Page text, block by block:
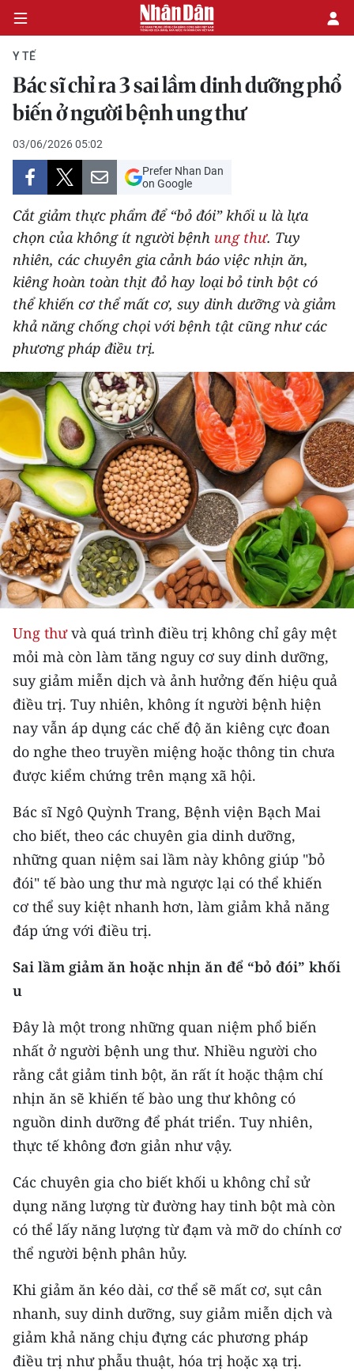
CHÍNH TRỊ
KINH TẾ
VĂN HÓA
XÃ HỘI
PHÁP LUẬT
DU LỊCH
THẾ GIỚI
THỂ THAO
GIÁO DỤC
Y TẾ
KHOA HỌC - CÔNG NGHỆ
MÔI TRƯỜNG
BẠN ĐỌC
KIỂM CHỨNG THÔNG TIN
TRI THỨC CHUYÊN SÂU
54 DÂN TỘC VIỆT NAM
CHƯƠNG TRÌNH OCOP - MỖI XÃ
MỘT SẢN PHẨM
RADIO
MEDIA CENTER
E-Magazine
Video
Media Chính trị
Media Kinh tế
Media Xã hội
Media Pháp luật
Media Du lịch
Media Thế giới
Media Thể thao
Media Giáo dục
Media Y tế
Media Khoa học - Công nghệ
Media Môi trường
Ảnh
Y TẾ
Bác sĩ chỉ ra 3 sai lầm dinh dưỡng phổ
biến ở người bệnh ung thư
03/06/2026 05:02
Prefer Nhan Dan
on Google
Cắt giảm thực phẩm để “bỏ đói” khối u là lựa
chọn của không ít người bệnh ung thư. Tuy
nhiên, các chuyên gia cảnh báo việc nhịn ăn,
kiêng hoàn toàn thịt đỏ hay loại bỏ tinh bột có
thể khiến cơ thể mất cơ, suy dinh dưỡng và giảm
khả năng chống chọi với bệnh tật cũng như các
phương pháp điều trị.
Ung thưvà quá trình điều trị không chỉ gây mệt
mỏi mà còn làm tăng nguy cơ suy dinh dưỡng,
suy giảm miễn dịch và ảnh hưởng đến hiệu quả
điều trị. Tuy nhiên, không ít người bệnh hiện
nay vẫn áp dụng các chế độ ăn kiêng cực đoan
do nghe theo truyền miệng hoặc thông tin chưa
được kiểm chứng trên mạng xã hội.
Bác sĩ Ngô Quỳnh Trang, Bệnh viện Bạch Mai
cho biết, theo các chuyên gia dinh dưỡng,
những quan niệm sai lầm này không giúp "bỏ
đói" tế bào ung thư mà ngược lại có thể khiến
cơ thể suy kiệt nhanh hơn, làm giảm khả năng
đáp ứng với điều trị.
Sai lầm giảm ăn hoặc nhịn ăn để “bỏ đói” khối
u
Đây là một trong những quan niệm phổ biến
nhất ở người bệnh ung thư. Nhiều người cho
rằng cắt giảm tinh bột, ăn rất ít hoặc thậm chí
nhịn ăn sẽ khiến tế bào ung thư không có
nguồn dinh dưỡng để phát triển. Tuy nhiên,
thực tế không đơn giản như vậy.
Các chuyên gia cho biết khối u không chỉ sử
dụng năng lượng từ đường hay tinh bột mà còn
có thể lấy năng lượng từ đạm và mỡ do chính cơ
thể người bệnh phân hủy.
Khi giảm ăn kéo dài, cơ thể sẽ mất cơ, sụt cân
nhanh, suy dinh dưỡng, suy giảm miễn dịch và
giảm khả năng chịu đựng các phương pháp
điều trị như phẫu thuật, hóa trị hoặc xạ trị.